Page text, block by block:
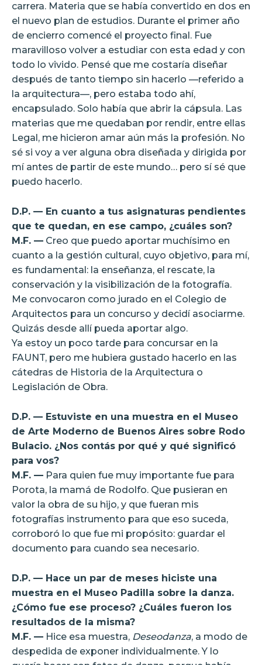
carrera. Materia que se había convertido en dos en
el nuevo plan de estudios. Durante el primer año
de encierro comencé el proyecto final. Fue
maravilloso volver a estudiar con esta edad y con
todo lo vivido. Pensé que me costaría diseñar
después de tanto tiempo sin hacerlo —referido a
la arquitectura—, pero estaba todo ahí,
encapsulado. Solo había que abrir la cápsula. Las
materias que me quedaban por rendir, entre ellas
Legal, me hicieron amar aún más la profesión. No
sé si voy a ver alguna obra diseñada y dirigida por
mí antes de partir de este mundo… pero sí sé que
puedo hacerlo.
D.P. — En cuanto a tus asignaturas pendientes
que te quedan, en ese campo, ¿cuáles son?
M.F. — Creo que puedo aportar muchísimo en
cuanto a la gestión cultural, cuyo objetivo, para mí,
es fundamental: la enseñanza, el rescate, la
conservación y la visibilización de la fotografía.
Me convocaron como jurado en el Colegio de
Arquitectos para un concurso y decidí asociarme.
Quizás desde allí pueda aportar algo.
Ya estoy un poco tarde para concursar en la
FAUNT, pero me hubiera gustado hacerlo en las
cátedras de Historia de la Arquitectura o
Legislación de Obra.
D.P. — Estuviste en una muestra en el Museo
de Arte Moderno de Buenos Aires sobre Rodo
Bulacio. ¿Nos contás por qué y qué significó
para vos?
M.F. — Para quien fue muy importante fue para
Porota, la mamá de Rodolfo. Que pusieran en
valor la obra de su hijo, y que fueran mis
fotografías instrumento para que eso suceda,
corroboró lo que fue mi propósito: guardar el
documento para cuando sea necesario.
D.P. — Hace un par de meses hiciste una
muestra en el Museo Padilla sobre la danza.
¿Cómo fue ese proceso? ¿Cuáles fueron los
resultados de la misma?
M.F. — Hice esa muestra, Deseodanza, a modo de
despedida de exponer individualmente. Y lo